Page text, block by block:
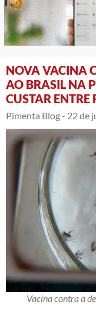
NOVA VACINA
AO BRASIL NA
CUSTAR
Pimenta Blog - 22 de
Vacina contra a